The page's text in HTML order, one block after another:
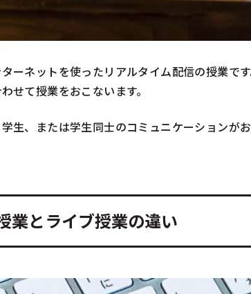
ーネットを使ったリアルタイム配信の授業
せて授業をおこないます。
生、または学生同士のコミュニケーションが
業とライブ授業の違い